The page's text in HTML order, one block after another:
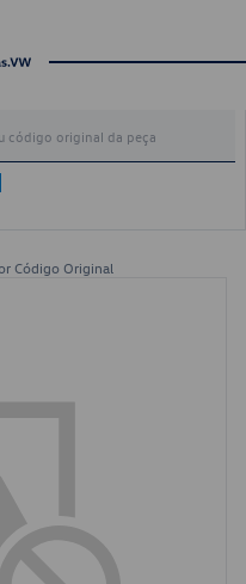
Código Original